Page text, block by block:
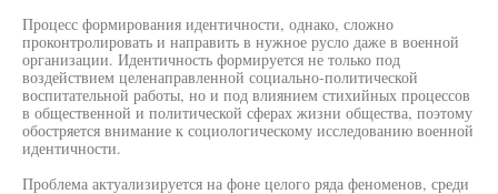
Процесс формирования идентичности, однако, сложно
проконтролировать и направить в нужное русло даже в военной
организации. Идентичность формируется не только под
воздействием целенаправленной социально-политической
воспитательной работы, но и под влиянием стихийных процессов
в общественной и политической сферах жизни общества, поэтому
обостряется внимание к социологическому исследованию военной
идентичности.
Проблема актуализируется на фоне целого ряда феноменов, среди